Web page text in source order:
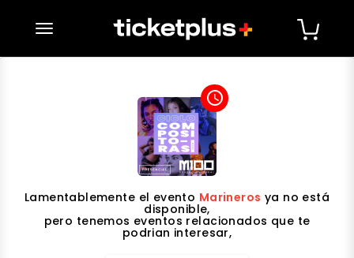
desplegar navegación
access_time
Lamentablemente el evento Marineros ya no está
disponible,
pero tenemos eventos relacionados que te
podrian interesar,